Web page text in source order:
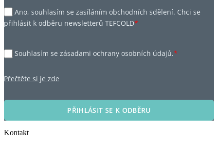
Ano, souhlasím se zasíláním obchodních sdělení. Chci se
přihlásit k odběru newsletterů TEFCOLD*
Souhlasím se zásadami ochrany osobních údajů.*
Přečtěte si je zde
PŘIHLÁSIT SE K ODBĚRU
Kontakt